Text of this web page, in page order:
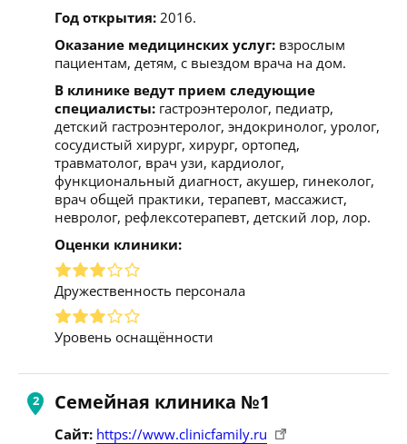
Год открытия: 2016.
Оказание медицинских услуг: взрослым
пациентам, детям, с выездом врача на дом.
В клинике ведут прием следующие
специалисты: гастроэнтеролог, педиатр,
детский гастроэнтеролог, эндокринолог, уролог,
сосудистый хирург, хирург, ортопед,
травматолог, врач узи, кардиолог,
функциональный диагност, акушер, гинеколог,
врач общей практики, терапевт, массажист,
невролог, рефлексотерапевт, детский лор, лор.
Оценки клиники:
Дружественность персонала
Уровень оснащённости
Семейная клиника №1
Сайт: https://www.clinicfamily.ru